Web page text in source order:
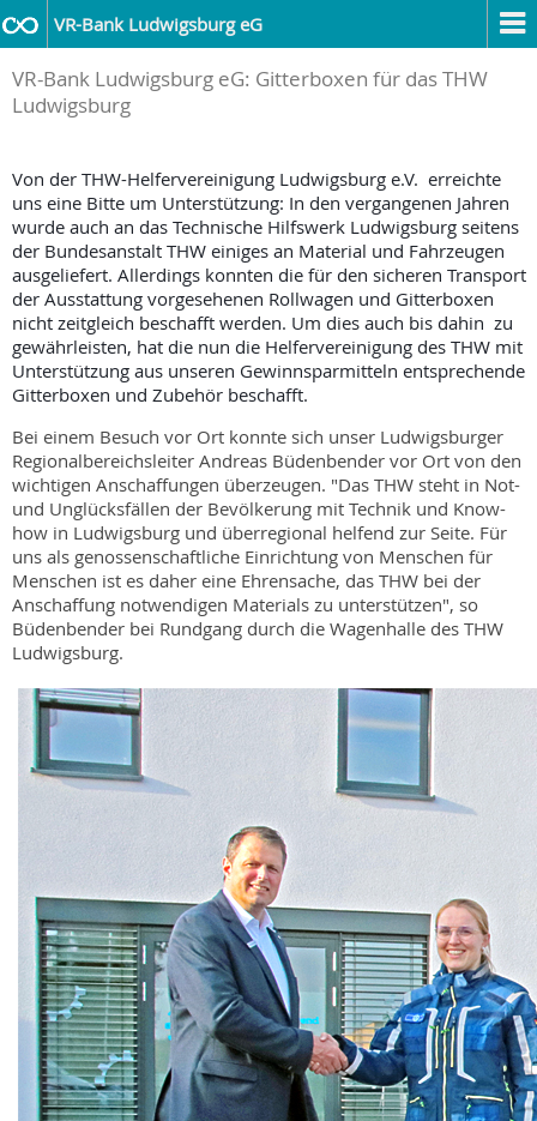
VR-Bank Ludwigsburg eG
VR-Bank Ludwigsburg eG: Gitterboxen für das THW
Ludwigsburg
Von der THW-Helfervereinigung Ludwigsburg e.V. erreichte
uns eine Bitte um Unterstützung: In den vergangenen Jahren
wurde auch an das Technische Hilfswerk Ludwigsburg seitens
der Bundesanstalt THW einiges an Material und Fahrzeugen
ausgeliefert. Allerdings konnten die für den sicheren Transport
der Ausstattung vorgesehenen Rollwagen und Gitterboxen
nicht zeitgleich beschafft werden. Um dies auch bis dahin zu
gewährleisten, hat die nun die Helfervereinigung des THW mit
Unterstützung aus unseren Gewinnsparmitteln entsprechende
Gitterboxen und Zubehör beschafft.
Bei einem Besuch vor Ort konnte sich unser Ludwigsburger
Regionalbereichsleiter Andreas Büdenbender vor Ort von den
wichtigen Anschaffungen überzeugen. "Das THW steht in Not-
und Unglücksfällen der Bevölkerung mit Technik und Know-
how in Ludwigsburg und überregional helfend zur Seite. Für
uns als genossenschaftliche Einrichtung von Menschen für
Menschen ist es daher eine Ehrensache, das THW bei der
Anschaffung notwendigen Materials zu unterstützen", so
Büdenbender bei Rundgang durch die Wagenhalle des THW
Ludwigsburg.